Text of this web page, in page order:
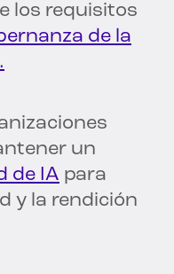
los requisitos
de la
un
de IA para
y la rendición